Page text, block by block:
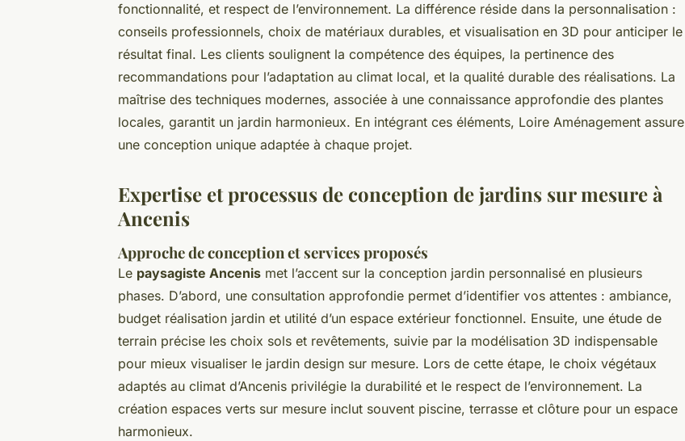
fonctionnalité, et respect de l’environnement. La différence réside dans la personnalisation :
conseils professionnels, choix de matériaux durables, et visualisation en 3D pour anticiper le
résultat final. Les clients soulignent la compétence des équipes, la pertinence des
recommandations pour l’adaptation au climat local, et la qualité durable des réalisations. La
maîtrise des techniques modernes, associée à une connaissance approfondie des plantes
locales, garantit un jardin harmonieux. En intégrant ces éléments, Loire Aménagement assure
une conception unique adaptée à chaque projet.
Expertise et processus de conception de jardins sur mesure à
Ancenis
Approche de conception et services proposés
Le paysagiste Ancenis met l’accent sur la conception jardin personnalisé en plusieurs
phases. D’abord, une consultation approfondie permet d’identifier vos attentes : ambiance,
budget réalisation jardin et utilité d’un espace extérieur fonctionnel. Ensuite, une étude de
terrain précise les choix sols et revêtements, suivie par la modélisation 3D indispensable
pour mieux visualiser le jardin design sur mesure. Lors de cette étape, le choix végétaux
adaptés au climat d’Ancenis privilégie la durabilité et le respect de l’environnement. La
création espaces verts sur mesure inclut souvent piscine, terrasse et clôture pour un espace
harmonieux.